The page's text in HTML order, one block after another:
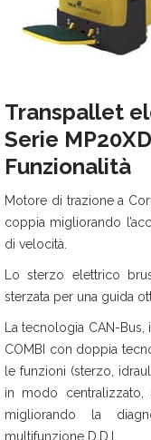
Transpallet
Serie MP20XD
Funzionalità
Motore di trazione a
coppia migliorando
di velocità.
Lo sterzo elettrico
sterzata per una guida
La tecnologia CAN-
COMBI con doppia
le funzioni (sterzo,
in modo centralizzato,
migliorando la
multifunzione D.D.I.